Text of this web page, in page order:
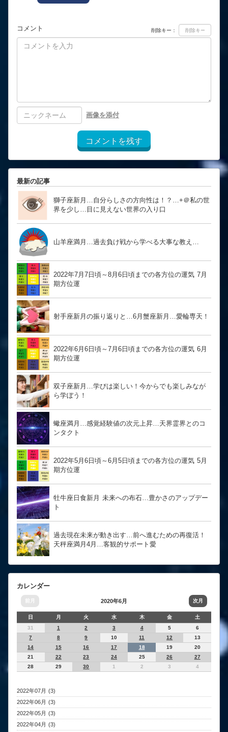
コメント 削除キー：
画像を添付
コメントを残す
最新の記事
獅子座新月…自分らしさの方向性は！？… ​​​​​​​+＠私の世
界を少し…目に見えない世界の入り口
山羊座満月…過去負け戦から学べる大事な教え…
2022年7月7日頃～8月6日頃までの各方位の運気 7月
期方位運
射手座新月の振り返りと…6月蟹座新月…愛輪専天！
2022年6月6日頃～7月6日頃までの各方位の運気 6月
期方位運
双子座新月…学びは楽しい！今からでも楽しみなが
ら学ぼう！
蠍座満月…感覚経験値の次元上昇…天界霊界とのコ
ンタクト
2022年5月6日頃～6月5日頃までの各方位の運気 5月
期方位運
牡牛座日食新月 未来への布石…豊かさのアップデー
ト
過去現在未来が動き出す…前へ進むための再復活！
天秤座満月4月…客観的サポート愛
カレンダー
前月 2020年6月 次月
日 月 火 水 木 金
土
31
1 2 3 4 5
6
7
8 9 10 11 12
13
14
15 16 17 18 19
20
21
22 23 24 25 26
27
28
29 30 1 2 3 4
2022年07月 (3)
2022年06月 (3)
2022年05月 (3)
2022年04月 (3)